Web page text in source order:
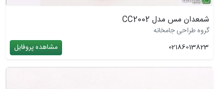
شمعدان مس مدل CC2002
گروه طراحی جامخانه
02186013823
مشاهده پروفایل